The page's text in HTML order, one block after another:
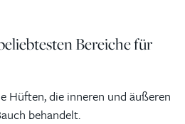
Bereiche für
Hüften, die inneren und äußeren
behandelt.